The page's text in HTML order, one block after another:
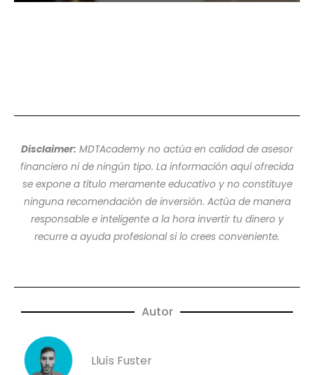
Disclaimer: MDTAcademy no actúa en calidad de asesor
financiero ni de ningún tipo. La información aquí ofrecida
se expone a título meramente educativo y no constituye
ninguna recomendación de inversión. Actúa de manera
responsable e inteligente a la hora invertir tu dinero y
recurre a ayuda profesional si lo crees conveniente.
Autor
Lluís Fuster